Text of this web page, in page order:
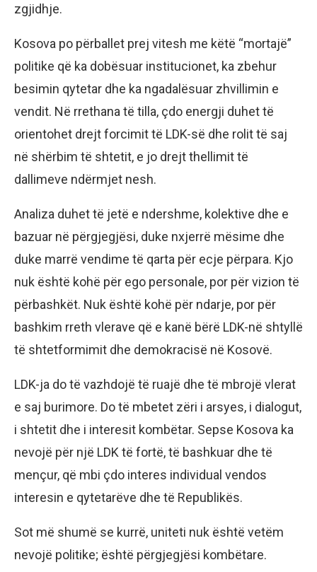
zgjidhje.
Kosova po përballet prej vitesh me këtë “mortajë”
politike që ka dobësuar institucionet, ka zbehur
besimin qytetar dhe ka ngadalësuar zhvillimin e
vendit. Në rrethana të tilla, çdo energji duhet të
orientohet drejt forcimit të LDK-së dhe rolit të saj
në shërbim të shtetit, e jo drejt thellimit të
dallimeve ndërmjet nesh.
Analiza duhet të jetë e ndershme, kolektive dhe e
bazuar në përgjegjësi, duke nxjerrë mësime dhe
duke marrë vendime të qarta për ecje përpara. Kjo
nuk është kohë për ego personale, por për vizion të
përbashkët. Nuk është kohë për ndarje, por për
bashkim rreth vlerave që e kanë bërë LDK-në shtyllë
të shtetformimit dhe demokracisë në Kosovë.
LDK-ja do të vazhdojë të ruajë dhe të mbrojë vlerat
e saj burimore. Do të mbetet zëri i arsyes, i dialogut,
i shtetit dhe i interesit kombëtar. Sepse Kosova ka
nevojë për një LDK të fortë, të bashkuar dhe të
mençur, që mbi çdo interes individual vendos
interesin e qytetarëve dhe të Republikës.
Sot më shumë se kurrë, uniteti nuk është vetëm
nevojë politike; është përgjegjësi kombëtare.